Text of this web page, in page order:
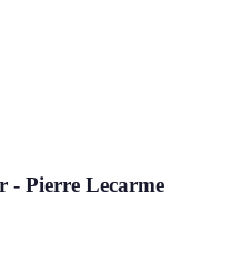
- Pierre Lecarme